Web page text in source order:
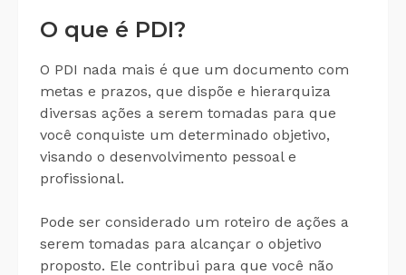
O que é PDI?
O PDI nada mais é que um documento com
metas e prazos, que dispõe e hierarquiza
diversas ações a serem tomadas para que
você conquiste um determinado objetivo,
visando o desenvolvimento pessoal e
profissional.
Pode ser considerado um roteiro de ações a
serem tomadas para alcançar o objetivo
proposto. Ele contribui para que você não